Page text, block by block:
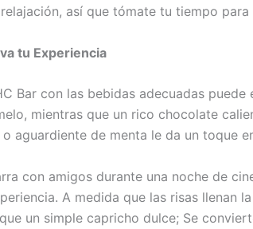
así que tómate tu tiempo
tu Experiencia
Bar con las bebidas adecuadas
mientras que un rico chocolate
aguardiente de menta le da un toque
con amigos durante una noche de
A medida que las risas llenan
un simple capricho dulce; Se